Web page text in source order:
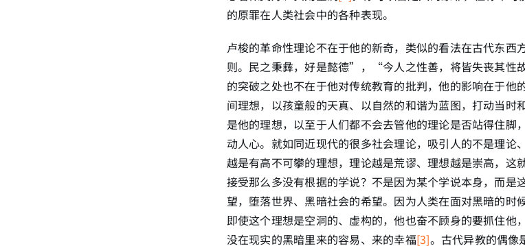
的原罪在人类社会中的各种表现。
卢梭的革命性理论不在于他的新奇，类似的看法在古代东
则。民之秉彝，好是懿德”，“今人之性善，将皆失丧其
的突破之处也不在于他对传统教育的批判，他的影响在于他
间理想，以孩童般的天真、以自然的和谐为蓝图，打动当时
是他的理想，以至于人们都不会去管他的理论是否站得住脚
动人心。就如同近现代的很多社会理论，吸引人的不是理论
越是有高不可攀的理想，理论越是荒谬、理想越是崇高，这
接受那么多没有根据的学说？不是因为某个学说本身，而是
望，堕落世界、黑暗社会的希望。因为人类在面对黑暗的时
即使这个理想是空洞的、虚构的，他也奋不顾身的要抓住他
没在现实的黑暗里来的容易、来的幸福[3]。古代异教的偶像